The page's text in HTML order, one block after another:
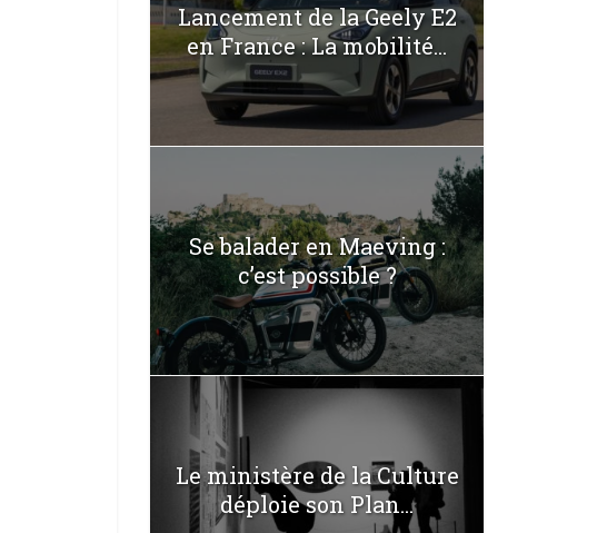
Lancement de la Geely E2
en France : La mobilité...
Se balader en Maeving :
c’est possible ?
Le ministère de la Culture
déploie son Plan...